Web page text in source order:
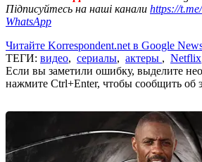
Підписуйтесь на наші канали https://
WhatsApp
Читайте Korrespondent.net в Google
ТЕГИ: видео, сериалы, актеры , Netflix
Если вы заметили ошибку, выделите
нажмите Ctrl+Enter, чтобы сообщить об